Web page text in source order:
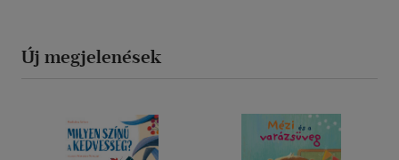
Új megjelenések